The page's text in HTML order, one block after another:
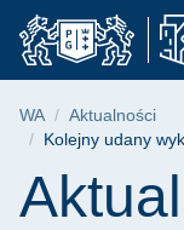
Przejdź
do
menu
Przejdź
do
wyszukiwarki
Przejdź
do
treści
Ścieżka
WA
Aktualności
Kolejny udany
Treść